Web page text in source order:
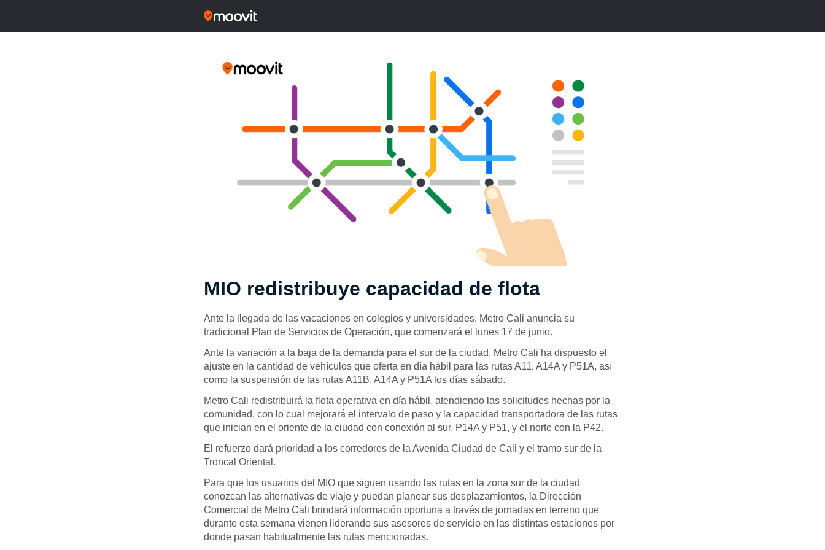
MIO redistribuye capacidad de flota
Ante la llegada de las vacaciones en colegios y universidades, Metro Cali anuncia su
tradicional Plan de Servicios de Operación, que comenzará el lunes 17 de junio.
Ante la variación a la baja de la demanda para el sur de la ciudad, Metro Cali ha dispuesto el
ajuste en la cantidad de vehículos que oferta en día hábil para las rutas A11, A14A y P51A, así
como la suspensión de las rutas A11B, A14A y P51A los días sábado.
Metro Cali redistribuirá la flota operativa en día hábil, atendiendo las solicitudes hechas por la
comunidad, con lo cual mejorará el intervalo de paso y la capacidad transportadora de las rutas
que inician en el oriente de la ciudad con conexión al sur, P14A y P51, y el norte con la P42.
El refuerzo dará prioridad a los corredores de la Avenida Ciudad de Cali y el tramo sur de la
Troncal Oriental.
Para que los usuarios del MIO que siguen usando las rutas en la zona sur de la ciudad
conozcan las alternativas de viaje y puedan planear sus desplazamientos, la Dirección
Comercial de Metro Cali brindará información oportuna a través de jornadas en terreno que
durante esta semana vienen liderando sus asesores de servicio en las distintas estaciones por
donde pasan habitualmente las rutas mencionadas.